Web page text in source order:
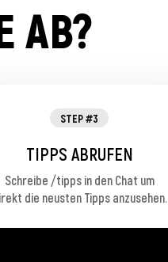
AB?
TIPPS ABRUFEN
Schreibe /tipps in den Chat um
die neusten Tipps anzusehen.
STEP #3